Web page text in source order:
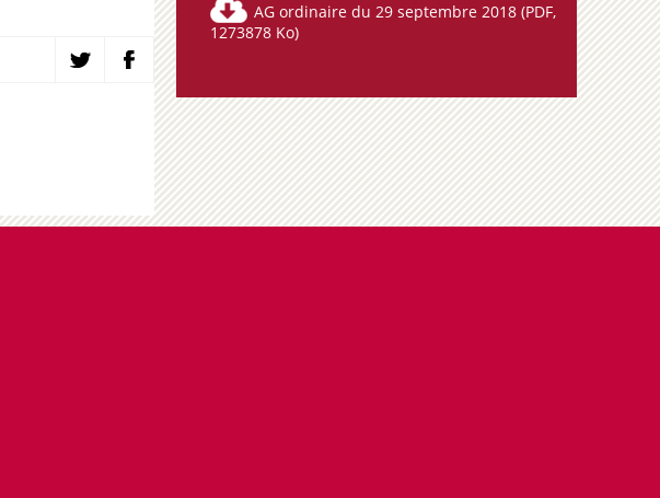
AG ordinaire du 29 septembre 2018 (PDF,
1273878 Ko)